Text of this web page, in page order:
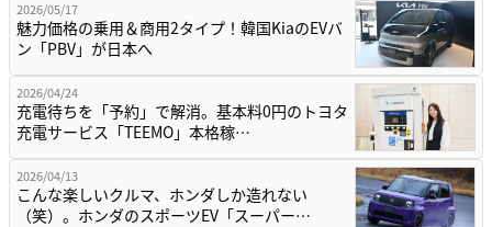
2026/05/17
魅力価格の乗用＆商用2タイプ！韓国KiaのEVバ
ン「PBV」が日本へ
2026/04/24
充電待ちを「予約」で解消。基本料0円のトヨタ
充電サービス「TEEMO」本格稼…
2026/04/13
こんな楽しいクルマ、ホンダしか造れない
（笑）。ホンダのスポーツEV「スーパー…